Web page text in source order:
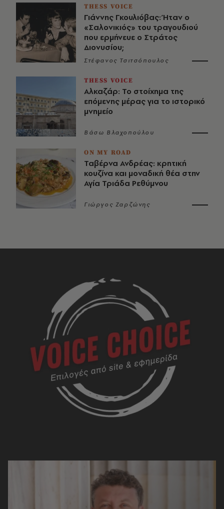
THESS VOICE
Γιάννης Γκουλιόβας: Ήταν ο
«Σαλονικιός» του τραγουδιού
που ερμήνευε ο Στράτος
Διονυσίου;
Στέφανος Τσιτσόπουλος
THESS VOICE
Αλκαζάρ: Το στοίχημα της
επόμενης μέρας για το ιστορικό
μνημείο
Βάσω Βλαχοπούλου
ON MY ROAD
Ταβέρνα Ανδρέας: κρητική
κουζίνα και μοναδική θέα στην
Αγία Τριάδα Ρεθύμνου
Γιώργος Ζαρζώνης